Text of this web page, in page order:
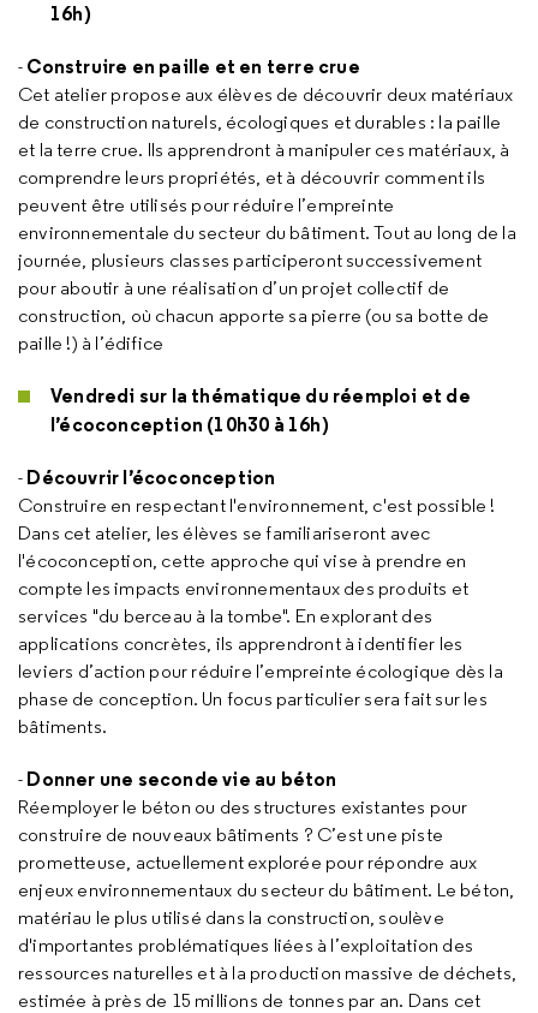
16h)
- Construire en paille et en terre crue
Cet atelier propose aux élèves de découvrir deux matériaux
de construction naturels, écologiques et durables : la paille
et la terre crue. Ils apprendront à manipuler ces matériaux, à
comprendre leurs propriétés, et à découvrir comment ils
peuvent être utilisés pour réduire l’empreinte
environnementale du secteur du bâtiment. Tout au long de la
journée, plusieurs classes participeront successivement
pour aboutir à une réalisation d’un projet collectif de
construction, où chacun apporte sa pierre (ou sa botte de
paille !) à l’édifice
Vendredi sur la thématique du réemploi et de
l’écoconception (10h30 à 16h)
- Découvrir l’écoconception
Construire en respectant l'environnement, c'est possible !
Dans cet atelier, les élèves se familiariseront avec
l'écoconception, cette approche qui vise à prendre en
compte les impacts environnementaux des produits et
services "du berceau à la tombe". En explorant des
applications concrètes, ils apprendront à identifier les
leviers d’action pour réduire l’empreinte écologique dès la
phase de conception. Un focus particulier sera fait sur les
bâtiments.
- Donner une seconde vie au béton
Réemployer le béton ou des structures existantes pour
construire de nouveaux bâtiments ? C’est une piste
prometteuse, actuellement explorée pour répondre aux
enjeux environnementaux du secteur du bâtiment. Le béton,
matériau le plus utilisé dans la construction, soulève
d'importantes problématiques liées à l’exploitation des
ressources naturelles et à la production massive de déchets,
estimée à près de 15 millions de tonnes par an. Dans cet